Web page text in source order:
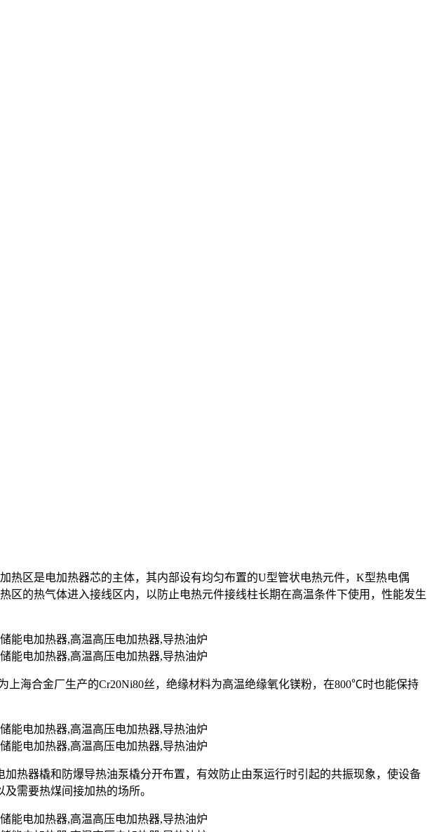
热区是电加热器芯的主体，其内部设有均匀布置的U型管状电热元件，K型热电偶
区的热气体进入接线区内，以防止电热元件接线柱长期在高温条件下使用，性能发生
上海合金厂生产的Cr20Ni80丝，绝缘材料为高温绝缘氧化镁粉，在800℃时也能保持
热器橇和防爆导热油泵橇分开布置，有效防止由泵运行时引起的共振现象，使设备
需要热煤间接加热的场所。